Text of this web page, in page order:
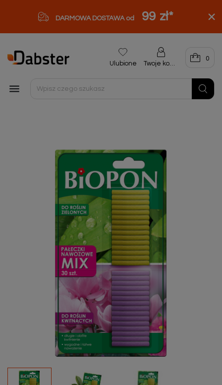
DARMOWA DOSTAWA od 99 zł*

Ulubione Twoje konto
0